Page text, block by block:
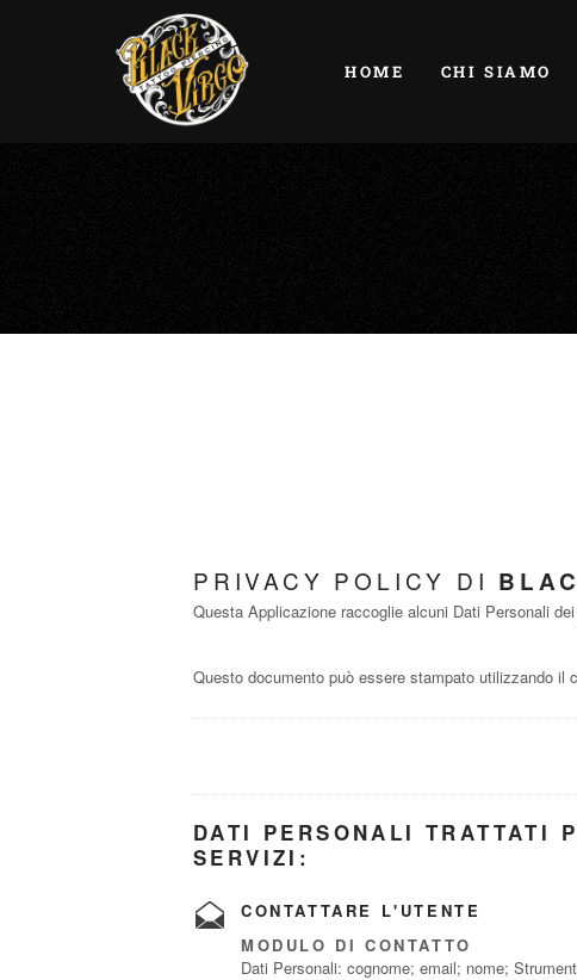
HOME CHI SIAMO
PRIVACY POLICY DI
Questa Applicazione raccoglie alcuni Dati Personali
Questo documento può essere stampato utilizzando il
DATI PERSONALI TRATTATI
SERVIZI:
CONTATTARE L'UTENTE
MODULO DI CONTATTO
Dati Personali: cognome; email; nome;